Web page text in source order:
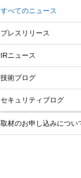
すべてのニュース
プレスリリース
IRニュース
技術ブログ
セキュリティブログ
取材のお申し込みについ